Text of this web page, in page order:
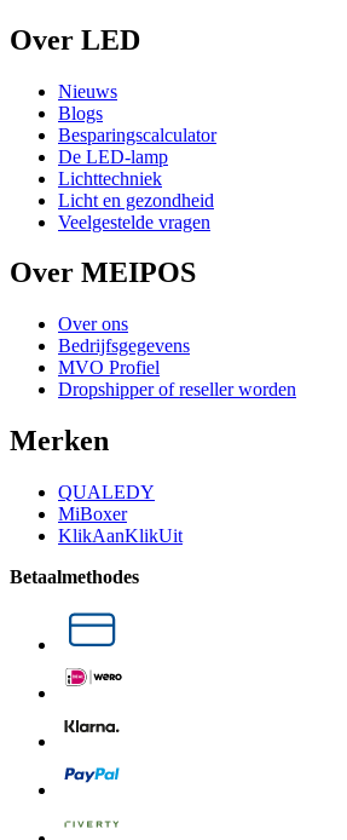
Over LED
Nieuws
Blogs
Besparingscalculator
De LED-lamp
Lichttechniek
Licht en gezondheid
Veelgestelde vragen
Over MEIPOS
Over ons
Bedrijfsgegevens
MVO Profiel
Dropshipper of reseller worden
Merken
QUALEDY
MiBoxer
KlikAanKlikUit
Betaalmethodes